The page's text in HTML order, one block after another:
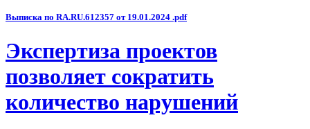
Выписка по RA.RU.612357 от 19.01.2024 .pdf
Экспертиза проектов
позволяет сократить
количество нарушений